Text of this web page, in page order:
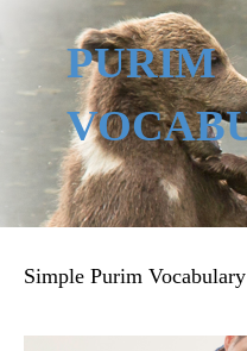
PURIM
Simple Purim Vocabulary